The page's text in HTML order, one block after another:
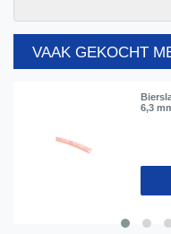
VAAK GEKOCHT
6,3